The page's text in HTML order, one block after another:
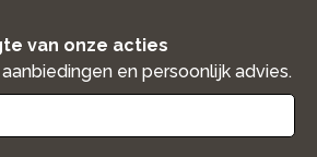
van onze acties
en persoonlijk advies.